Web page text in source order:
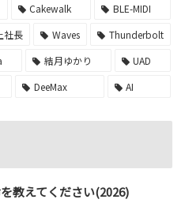
Cakewalk
BLE-MIDI
社長 Waves
Thunderbolt
結月ゆかり
UAD
DeeMax AI
教えてください(2026)